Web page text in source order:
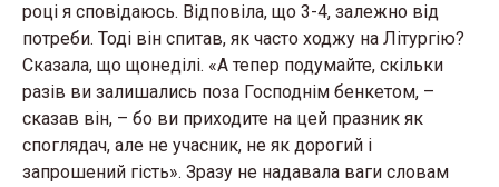
році я сповідаюсь. Відповіла, що 3-4, залежно від
потреби. Тоді він спитав, як часто ходжу на Літургію?
Сказала, що щонеділі. «А тепер подумайте, скільки
разів ви залишались поза Господнім бенкетом, –
сказав він, – бо ви приходите на цей празник як
споглядач, але не учасник, не як дорогий і
запрошений гість». Зразу не надавала ваги словам